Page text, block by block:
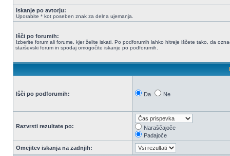
Iskanje po avtorju:
Uporabite * kot poseben znak za delna ujemanja.
Išči po forumih:
Izberite forum ali forume, kjer želite iskati. Po podforumih lahko hitreje iščete tako, da
starševski forum in spodaj omogočite iskanje po podforumih.
Išči po podforumih: Da Ne
Razvrsti rezultate po:
Naraščajoče
Padajoče
Omejitev iskanja na zadnjih: